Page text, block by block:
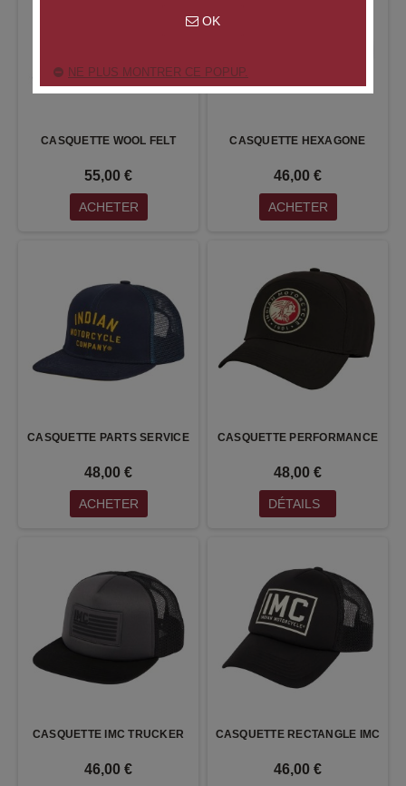
CASQUETTE WOOL FELT
55,00 €
ACHETER
CASQUETTE HEXAGONE
46,00 €
ACHETER
CASQUETTE PARTS SERVICE
48,00 €
ACHETER
CASQUETTE PERFORMANCE
48,00 €
DÉTAILS
CASQUETTE IMC TRUCKER
46,00 €
CASQUETTE RECTANGLE IMC
46,00 €
OK
NE PLUS MONTRER CE POPUP.